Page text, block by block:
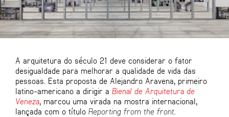
A arquitetura do século 21 deve considerar o fator
desigualdade para melhorar a qualidade de vida das
pessoas. Esta proposta de Alejandro Aravena, primeiro
latino-americano a dirigir a Bienal de Arquitetura de
Veneza, marcou uma virada na mostra internacional,
lançada com o título Reporting from the front